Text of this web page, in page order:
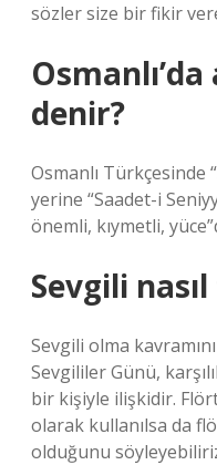
sözler size bir fikir
denir?
Osmanlı Türkçesinde
yerine “Saadet-i
önemli, kıymetli,
Sevgili
Sevgili olma
Sevgililer Günü,
bir kişiyle ilişkidir.
olarak kullanılsa da
olduğunu